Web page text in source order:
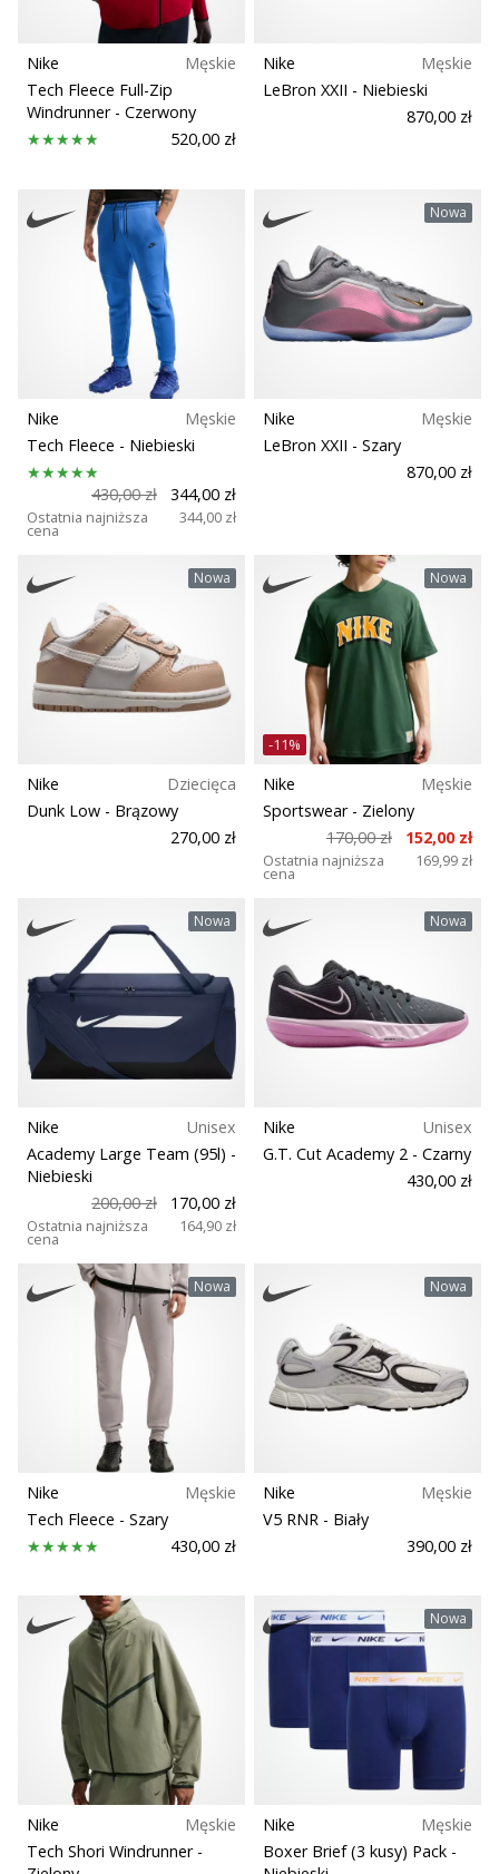
Zrównoważone
Technologia
Typ biegu
Rodzaje butów
Masa (g)
Nike
Męskie
Tech Fleece Full-Zip
Windrunner - Czerwony
520,00 zł
Nike
Męskie
LeBron XXII - Niebieski
870,00 zł
Nike
Męskie
Tech Fleece - Niebieski
430,00 zł 344,00 zł
Ostatnia najniższa
cena
344,00 zł
Nowa
Nike
Męskie
LeBron XXII - Szary
870,00 zł
Nowa
Nike
Dziecięca
Dunk Low - Brązowy
270,00 zł
Nowa
-11%
Nike
Męskie
Sportswear - Zielony
170,00 zł
152,00 zł
Ostatnia najniższa
cena
169,99 zł
Nowa
Nike
Unisex
Academy Large Team (95l) -
Niebieski
200,00 zł
170,00 zł
Ostatnia najniższa
cena
164,90 zł
Nowa
Nike
Unisex
G.T. Cut Academy 2 - Czarny
430,00 zł
Nowa
Nike
Męskie
Tech Fleece - Szary
430,00 zł
Nowa
Nike
Męskie
V5 RNR - Biały
390,00 zł
Nike
Męskie
Tech Shori Windrunner -
Nowa
Nike
Męskie
Boxer Brief (3 kusy) Pack -